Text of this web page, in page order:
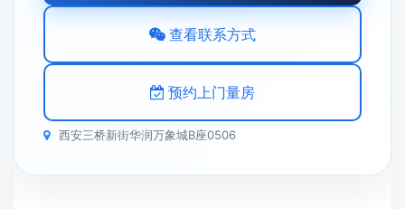
查看联系方式
预约上门量房
西安三桥新街华润万象城B座0506